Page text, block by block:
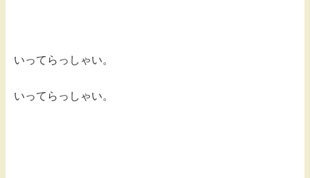
いってらっしゃい。
いってらっしゃい。